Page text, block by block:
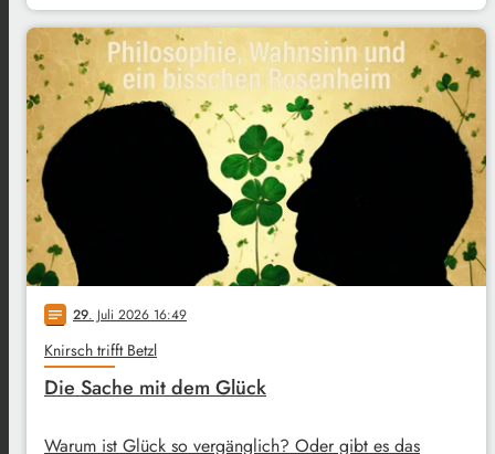
notes 29. Juli 2026 16:49
Knirsch trifft Betzl
Die Sache mit dem Glück
Warum ist Glück so vergänglich? Oder gibt es das